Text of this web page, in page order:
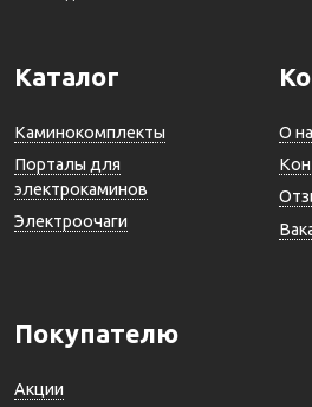
Каталог
Каминокомплекты
Порталы для
электрокаминов
Электроочаги
О
Покупателю
Акции